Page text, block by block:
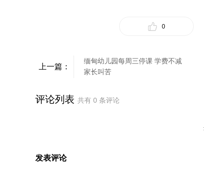
0
上一篇：
缅甸幼儿园每周三停课 学费不减
家长叫苦
评论列表 共有 0 条评论
发表评论